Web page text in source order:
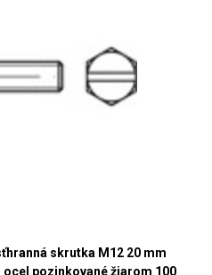
skrutka M12 20 mm
ocel pozinkované žiarom 100